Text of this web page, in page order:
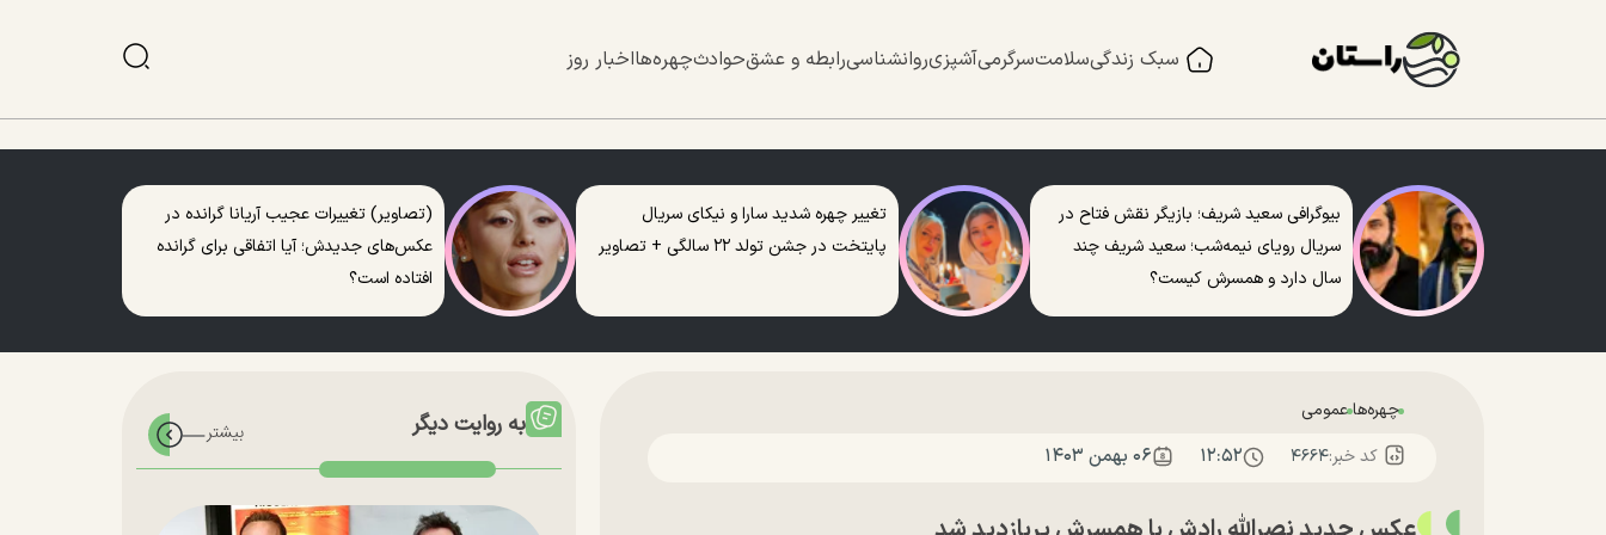
سبک زندگیسلامتسرگرمیآشپزیروانشناسیرابطه و عشقحوادثچهره‌هااخبار روز
بیوگرافی سعید شریف؛ بازیگر نقش فتاح در
سریال رویای نیمه‌شب؛ سعید شریف چند
سال دارد و همسرش کیست؟
تغییر چهره شدید سارا و نیکای سریال
پایتخت در جشن تولد ۲۲ سالگی + تصاویر
(تصاویر) تغییرات عجیب آریانا گرانده در
عکس‌های جدیدش؛ آیا اتفاقی برای گرانده
افتاده است؟
چهره‌هاعمومی
کد خبر:۴۶۶۴ ۱۲:۵۲ ۰۶ بهمن ۱۴۰۳
به روایت دیگر